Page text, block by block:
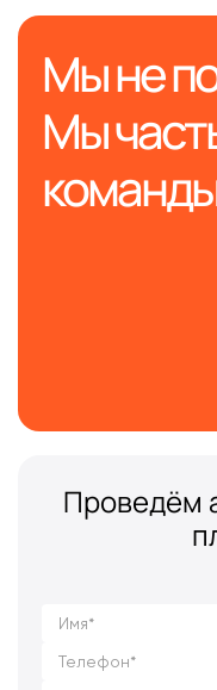
Мы не
Мы
Проведём